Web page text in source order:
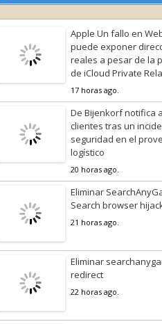
Apple Un fallo en
puede exponer
reales a pesar de la
de iCloud Private
17 horas ago.
De Bijenkorf notifica
clientes tras un
seguridad en el
logístico
20 horas ago.
Eliminar
Search browser
21 horas ago.
Eliminar
redirect
22 horas ago.